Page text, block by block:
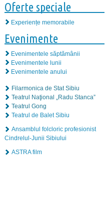
Oferte speciale
Experiențe memorabile
Evenimente
Evenimentele săptămânii
Evenimentele lunii
Evenimentele anului
Filarmonica de Stat Sibiu
Teatrul Naţional „Radu Stanca”
Teatrul Gong
Teatrul de Balet Sibiu
Ansamblul folcloric profesionist
Cindrelul-Junii Sibiului
ASTRA film